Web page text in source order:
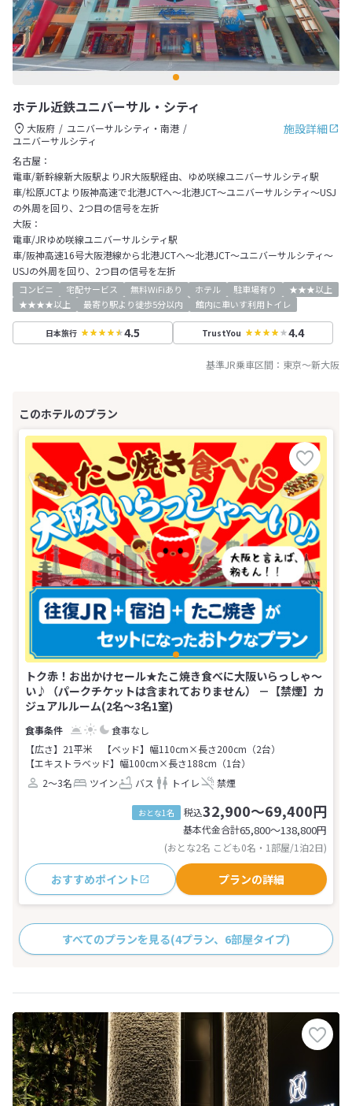
ホテル近鉄ユニバーサル・シティ
施設詳細
大阪府
ユニバーサルシティ・南港
ユニバーサルシティ
名古屋：
電車/新幹線新大阪駅よりJR大阪駅経由、ゆめ咲線ユニバーサルシティ駅
車/松原JCTより阪神高速で北港JCTへ～北港JCT～ユニバーサルシティ～USJ
の外周を回り、2つ目の信号を左折
大阪：
電車/JRゆめ咲線ユニバーサルシティ駅
車/阪神高速16号大阪港線から北港JCTへ～北港JCT～ユニバーサルシティ～
USJの外周を回り、2つ目の信号を左折
コンビニ 宅配サービス 無料WiFiあり ホテル 駐車場有り
★★★以上
★★★★以上
最寄り駅より徒歩5分以内 館内に車いす利用トイレ
日本旅行 4.5 TrustYou 4.4
基準JR乗車区間： 東京～新大阪
トク赤！お出かけセール★たこ焼き食べに大阪いらっしゃ～
い♪（パークチケットは含まれておりません） －【禁煙】カ
ジュアルルーム(2名～3名1室)
食事なし
【広さ】21平米
【ベッド】幅110cm×長さ200cm（2台）
【エキストラベッド】幅100cm×長さ188cm（1台）
2～3名
ツイン バス トイレ 禁煙
おとな1名 税込32,900～69,400円
基本代金合計65,800〜138,800円
(おとな2名 こども0名・1部屋/1泊2日)
おすすめポイント プランの詳細
すべてのプランを見る(4プラン、6部屋タイプ)